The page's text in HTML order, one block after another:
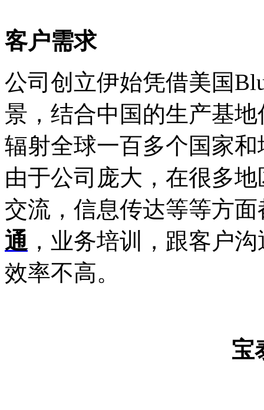
客户需求
公司创立伊始凭借美国
景，结合中国的生产基
辐射全球一百多个国家和
由于公司庞大，在很多
交流，信息传达等等方
通 ，业务培训，跟客户
效率不高。
宝